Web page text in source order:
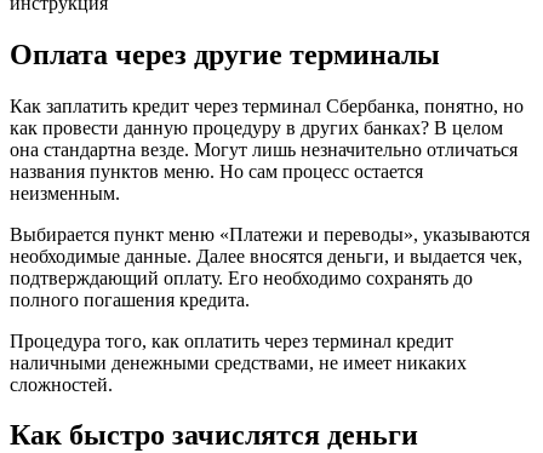
Оплата через другие терминалы
Как заплатить кредит через терминал Сбербанка, понятно, но
как провести данную процедуру в других банках? В целом
она стандартна везде. Могут лишь незначительно отличаться
названия пунктов меню. Но сам процесс остается
неизменным.
Выбирается пункт меню «Платежи и переводы», указываются
необходимые данные. Далее вносятся деньги, и выдается чек,
подтверждающий оплату. Его необходимо сохранять до
полного погашения кредита.
Процедура того, как оплатить через терминал кредит
наличными денежными средствами, не имеет никаких
сложностей.
Как быстро зачислятся деньги